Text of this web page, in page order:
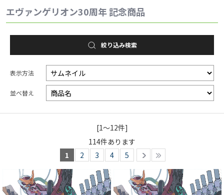
EVANGELION STOREより、新世紀エヴァンゲリオン放送か
ら30周年を記念した新作ZIPPO「30th Anniversary」が登
場！
エヴァンゲリオン30周年 記念商品
絞り込み検索
表示方法
並べ替え
[1～12件]
114件あります
1
2 3 4 5